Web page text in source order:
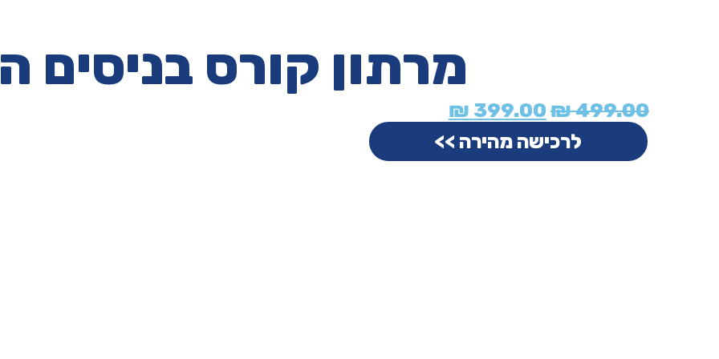
מרתון קורס בניסים
499.00
₪
399.00
₪
לרכישה מהירה >>